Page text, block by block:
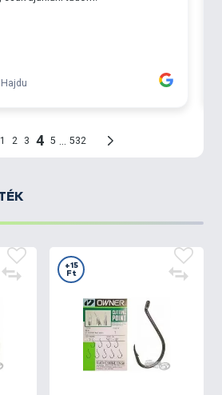
+15
Ft